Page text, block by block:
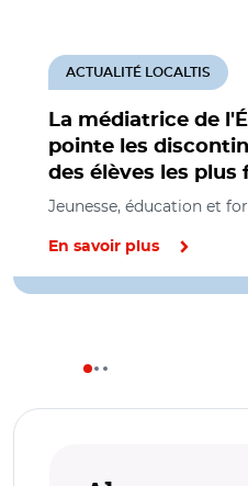
La médiatrice de
pointe les
des élèves les plus
ACTUALITÉ LOCALTIS
Jeunesse, éducation et
En savoir plus